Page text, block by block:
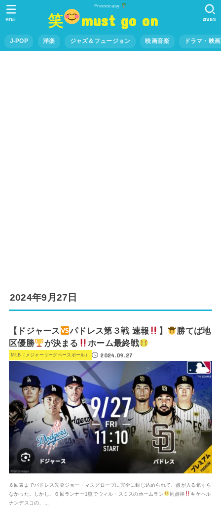
Freeeeasy
笑 must go on
J-POP 洋楽 ジャズ＆フュージョン 映画音楽 ドラマ・映
SEARCH
MENU
2024年9月27日
【ドジャース パドレス第３戦 速報 】
勝てば地
区優勝
が決まる ホーム最終戦
MLB（メジャーリーグベースボール） 2024.09.27
６回表までパドレス先発ジョー・マスグローブに完全に封じ込められて、点が入る気すら
なかった。しかし、６回ランナー1塁でウィル・スミスのホームラン
同点弾
キケヘル
ナンデスコの、...